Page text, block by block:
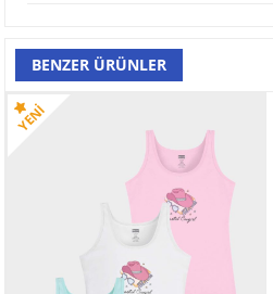
Berrak 8044 Kız Çocuk
82,99 TL
Berrak 2505
Ribana Atlet
BENZER ÜRÜNLER